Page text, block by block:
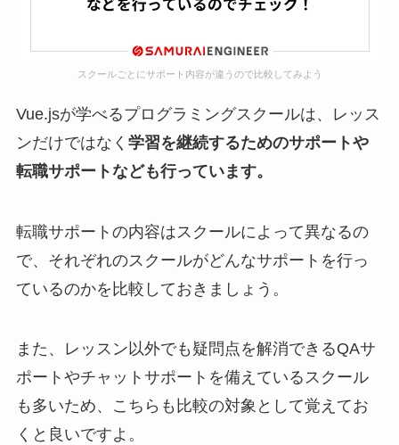
スクールごとにサポート内容が違うので比較してみよう
Vue.jsが学べるプログラミングスクールは、レッス
ンだけではなく 学習を継続するためのサポートや
転職サポートなども行っています。
転職サポートの内容はスクールによって異なるの
で、それぞれのスクールがどんなサポートを行っ
ているのかを比較しておきましょう。
また、レッスン以外でも疑問点を解消できるQAサ
ポートやチャットサポートを備えているスクール
も多いため、こちらも比較の対象として覚えてお
くと良いですよ。